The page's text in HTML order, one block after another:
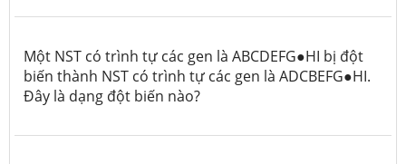
Một NST có trình tự các gen là ABCDEFG●HI bị đột
biến thành NST có trình tự các gen là ADCBEFG●HI.
Đây là dạng đột biến nào?